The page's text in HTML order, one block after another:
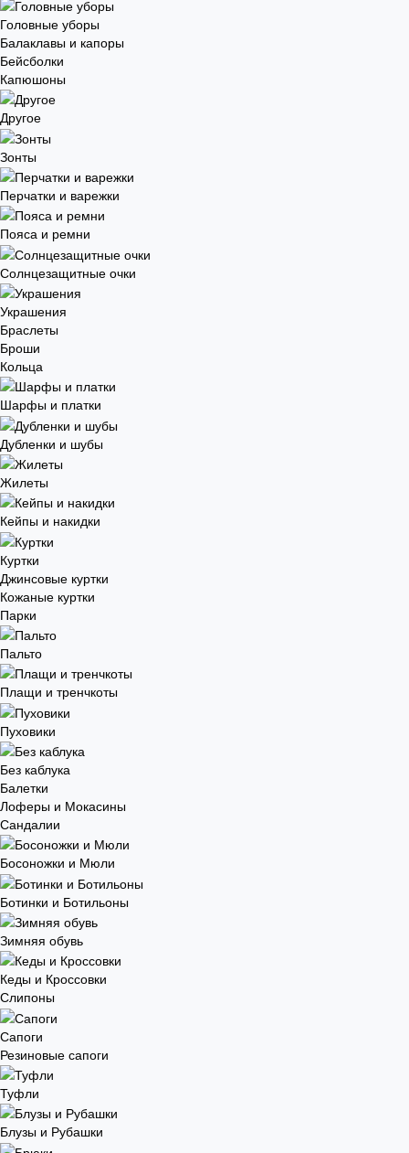
Головные уборы
Балаклавы и капоры
Бейсболки
Капюшоны
Другое
Зонты
Перчатки и варежки
Пояса и ремни
Солнцезащитные очки
Украшения
Браслеты
Броши
Кольца
Шарфы и платки
Дубленки и шубы
Жилеты
Кейпы и накидки
Куртки
Джинсовые куртки
Кожаные куртки
Парки
Пальто
Плащи и тренчкоты
Пуховики
Без каблука
Балетки
Лоферы и Мокасины
Сандалии
Босоножки и Мюли
Ботинки и Ботильоны
Зимняя обувь
Кеды и Кроссовки
Слипоны
Сапоги
Резиновые сапоги
Туфли
Блузы и Рубашки